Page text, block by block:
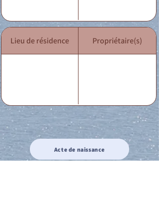
Lieu de résidence Propriétaire(s)
Acte de naissance